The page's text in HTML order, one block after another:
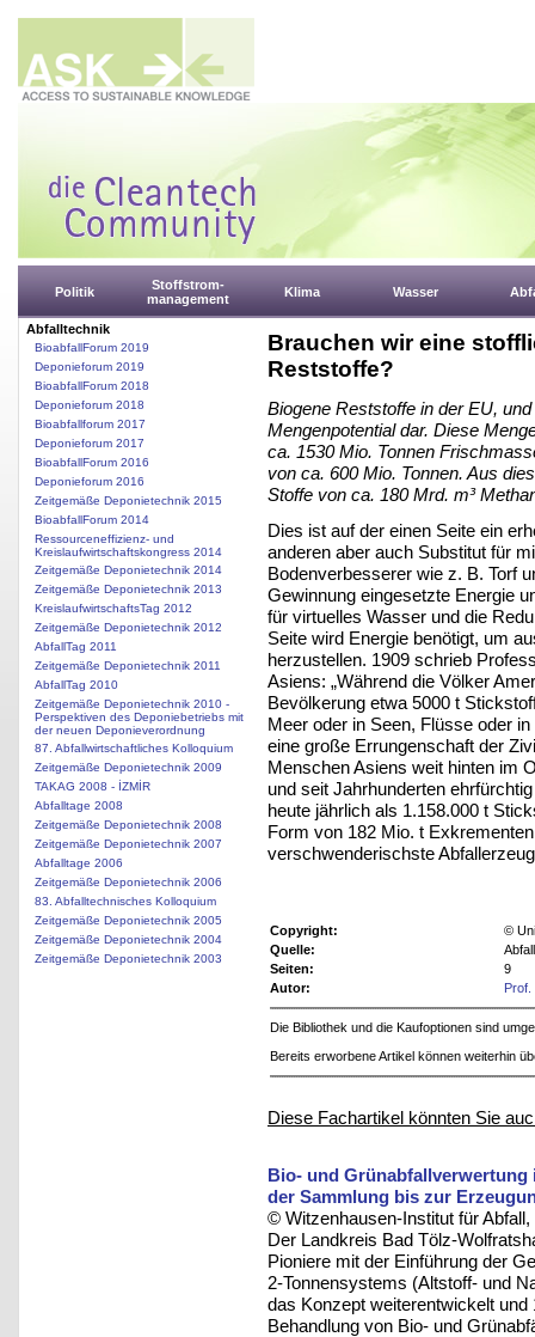
Politik
Stoffstrom-
management
Klima Wasser
Abfalltechnik
BioabfallForum 2019
Deponieforum 2019
BioabfallForum 2018
Deponieforum 2018
Bioabfallforum 2017
Deponieforum 2017
BioabfallForum 2016
Deponieforum 2016
Zeitgemäße Deponietechnik 2015
BioabfallForum 2014
Ressourceneffizienz- und
Kreislaufwirtschaftskongress 2014
Zeitgemäße Deponietechnik 2014
Zeitgemäße Deponietechnik 2013
KreislaufwirtschaftsTag 2012
Zeitgemäße Deponietechnik 2012
AbfallTag 2011
Zeitgemäße Deponietechnik 2011
AbfallTag 2010
Zeitgemäße Deponietechnik 2010 -
Perspektiven des Deponiebetriebs mit
der neuen Deponieverordnung
87. Abfallwirtschaftliches Kolloquium
Zeitgemäße Deponietechnik 2009
TAKAG 2008 - İZMİR
Abfalltage 2008
Zeitgemäße Deponietechnik 2008
Zeitgemäße Deponietechnik 2007
Abfalltage 2006
Zeitgemäße Deponietechnik 2006
83. Abfalltechnisches Kolloquium
Zeitgemäße Deponietechnik 2005
Zeitgemäße Deponietechnik 2004
Zeitgemäße Deponietechnik 2003
Brauchen wir eine
Reststoffe?
Biogene Reststoffe in der EU,
Mengenpotential dar. Diese
ca. 1530 Mio. Tonnen
von ca. 600 Mio. Tonnen. Aus
Stoffe von ca. 180 Mrd. m³
Dies ist auf der einen Seite ein
anderen aber auch Substitut für
Bodenverbesserer wie z. B. Torf
Gewinnung eingesetzte Energie
für virtuelles Wasser und die
Seite wird Energie benötigt, um
herzustellen. 1909 schrieb
Asiens: „Während die Völker
Bevölkerung etwa 5000 t
Meer oder in Seen, Flüsse oder
eine große Errungenschaft der
Menschen Asiens weit hinten im
und seit Jahrhunderten
heute jährlich als 1.158.000 t
Form von 182 Mio. t
verschwenderischste
Copyright:
©
Quelle:
Seiten:
9
Autor:
Die Bibliothek und die Kaufoptionen sind
Bereits erworbene Artikel können weiterhin
Diese Fachartikel könnten Sie
Bio- und Grünabfallverwertung
der Sammlung bis zur
© Witzenhausen-Institut für
Der Landkreis Bad Tölz-
Pioniere mit der Einführung der
2-Tonnensystems (Altstoff- und
das Konzept weiterentwickelt
Behandlung von Bio- und